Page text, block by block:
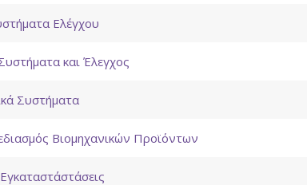
Ελέγχου
και Έλεγχος
Συστήματα
Βιομηχανικών Προϊόντων